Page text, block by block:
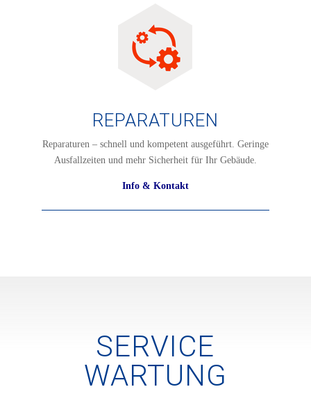
REPARATUREN
Reparaturen – schnell und kompetent ausgeführt. Geringe
Ausfallzeiten und mehr Sicherheit für Ihr Gebäude.
Info & Kontakt
SERVICE
WARTUNG